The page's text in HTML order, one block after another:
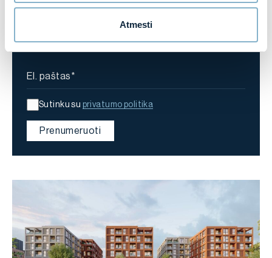
Atmesti
El. paštas
Sutinku su privatumo politika
Prenumeruoti